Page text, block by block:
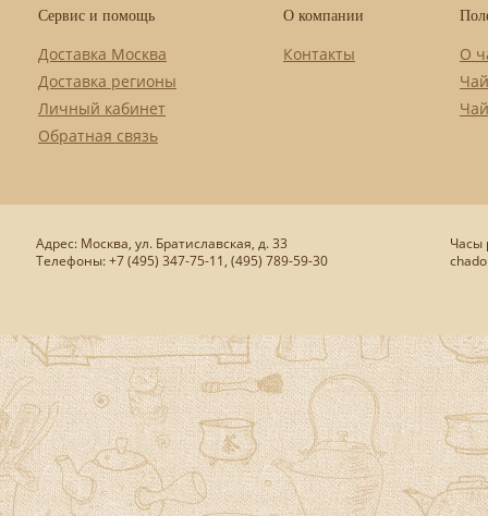
Сервис и помощь
Доставка Москва
Доставка регионы
Личный кабинет
Обратная связь
О компании
Контакты
О
Адрес: Москва, ул. Братиславская, д. 33
Телефоны: +7 (495) 347-75-11, (495) 789-59-30
Часы